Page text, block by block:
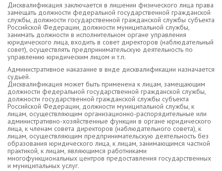
Дисквалификация заключается в лишении физического лица права
замещать должности федеральной государственной гражданской
службы, должности государственной гражданской службы субъекта
Российской Федерации, должности муниципальной службы,
занимать должности в исполнительном органе управления
юридического лица, входить в совет директоров (наблюдательный
совет), осуществлять предпринимательскую деятельность по
управлению юридическим лицом и т.п.
Административное наказание в виде дисквалификации назначается
судьей.
Дисквалификация может быть применена к лицам, замещающим
должности федеральной государственной гражданской службы,
должности государственной гражданской службы субъекта
Российской Федерации, должности муниципальной службы, к
лицам, осуществляющим организационно-распорядительные или
административно-хозяйственные функции в органе юридического
лица, к членам совета директоров (наблюдательного совета), к
лицам, осуществляющим предпринимательскую деятельность без
образования юридического лица, к лицам, занимающимся частной
практикой, к лицам, являющимся работниками
многофункциональных центров предоставления государственных
и муниципальных услуг.